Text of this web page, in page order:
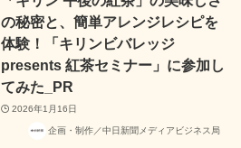
の秘密と、簡単アレンジレシピを
体験！「キリンビバレッジ
presents 紅茶セミナー」に参加し
てみた_PR
2026年1月16日
企画・制作／中日新聞メディアビジネス局